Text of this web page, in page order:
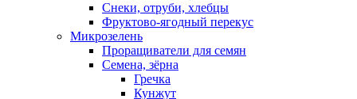
Снеки, отруби, хлебцы
Фруктово-ягодный перекус
Микрозелень
Проращиватели для семян
Семена, зёрна
Гречка
Кунжут